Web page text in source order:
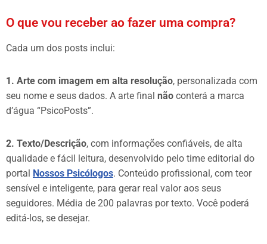
O que vou receber ao fazer uma compra?
Cada um dos posts inclui:
1. Arte com imagem em alta resolução, personalizada com
seu nome e seus dados. A arte final não conterá a marca
d’água “PsicoPosts”.
2. Texto/Descrição, com informações confiáveis, de alta
qualidade e fácil leitura, desenvolvido pelo time editorial do
portal Nossos Psicólogos. Conteúdo profissional, com teor
sensível e inteligente, para gerar real valor aos seus
seguidores. Média de 200 palavras por texto. Você poderá
editá-los, se desejar.